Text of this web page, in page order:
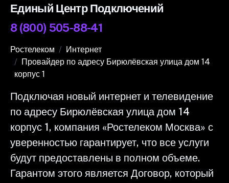
Единый Центр Подключений
8 (800) 505-88-41
Ростелеком
Интернет
Провайдер по адресу Бирюлёвская улица дом 14
корпус 1
Подключая новый интернет и телевидение
по адресу Бирюлёвская улица дом 14
корпус 1, компания «Ростелеком Москва» с
уверенностью гарантирует, что все услуги
будут предоставлены в полном объеме.
Гарантом этого является Договор, который